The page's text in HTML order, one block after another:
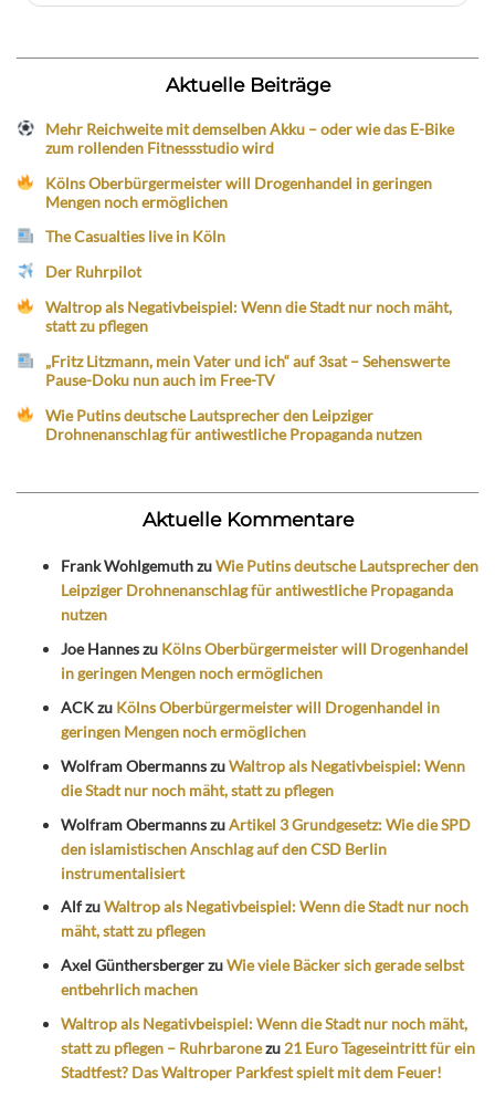
Aktuelle Beiträge
Mehr Reichweite mit demselben Akku – oder wie das E-Bike
zum rollenden Fitnessstudio wird
Kölns Oberbürgermeister will Drogenhandel in geringen
Mengen noch ermöglichen
The Casualties live in Köln
Der Ruhrpilot
Waltrop als Negativbeispiel: Wenn die Stadt nur noch mäht,
statt zu pflegen
„Fritz Litzmann, mein Vater und ich“ auf 3sat – Sehenswerte
Pause-Doku nun auch im Free-TV
Wie Putins deutsche Lautsprecher den Leipziger
Drohnenanschlag für antiwestliche Propaganda nutzen
Aktuelle Kommentare
Frank WohlgemuthzuWie Putins deutsche Lautsprecher den
Leipziger Drohnenanschlag für antiwestliche Propaganda
nutzen
Joe Hanneszu Kölns Oberbürgermeister will Drogenhandel
in geringen Mengen noch ermöglichen
ACKzu Kölns Oberbürgermeister will Drogenhandel in
geringen Mengen noch ermöglichen
Wolfram ObermannszuWaltrop als Negativbeispiel: Wenn
die Stadt nur noch mäht, statt zu pflegen
Wolfram ObermannszuArtikel 3 Grundgesetz: Wie die SPD
den islamistischen Anschlag auf den CSD Berlin
instrumentalisiert
AlfzuWaltrop als Negativbeispiel: Wenn die Stadt nur noch
mäht, statt zu pflegen
Axel GünthersbergerzuWie viele Bäcker sich gerade selbst
entbehrlich machen
Waltrop als Negativbeispiel: Wenn die Stadt nur noch mäht,
statt zu pflegen – Ruhrbaronezu 21 Euro Tageseintritt für ein
Stadtfest? Das Waltroper Parkfest spielt mit dem Feuer!